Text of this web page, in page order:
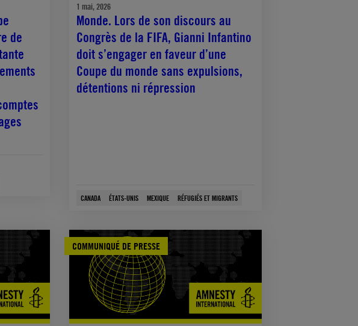
de
1 mai, 2026
Monde. Lors de son discours au
Congrès de la FIFA, Gianni Infantino
doit s’engager en faveur d’une
Coupe du monde sans expulsions,
détentions ni répression
CANADA ÉTATS-UNIS MEXIQUE RÉFUGIÉS ET MIGRANTS
COMMUNIQUÉ DE PRESSE